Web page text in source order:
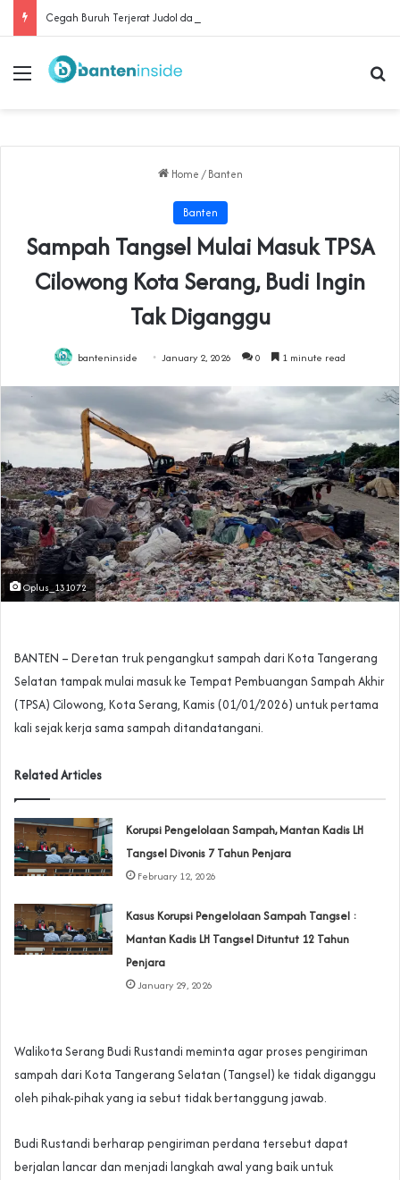
Menu
Home / Banten
Banten
Sampah Tangsel Mulai Masuk TPSA
Cilowong Kota Serang, Budi Ingin
Tak Diganggu
banteninside January 2, 2026 0 1 minute read
Oplus_131072
BANTEN – Deretan truk pengangkut sampah dari Kota Tangerang
Selatan tampak mulai masuk ke Tempat Pembuangan Sampah Akhir
(TPSA) Cilowong, Kota Serang, Kamis (01/01/2026) untuk pertama
kali sejak kerja sama sampah ditandatangani.
Related Articles
Korupsi Pengelolaan Sampah, Mantan Kadis LH
Tangsel Divonis 7 Tahun Penjara
February 12, 2026
Kasus Korupsi Pengelolaan Sampah Tangsel :
Mantan Kadis LH Tangsel Dituntut 12 Tahun
Penjara
January 29, 2026
Walikota Serang Budi Rustandi meminta agar proses pengiriman
sampah dari Kota Tangerang Selatan (Tangsel) ke tidak diganggu
oleh pihak-pihak yang ia sebut tidak bertanggung jawab.
Budi Rustandi berharap pengiriman perdana tersebut dapat
berjalan lancar dan menjadi langkah awal yang baik untuk